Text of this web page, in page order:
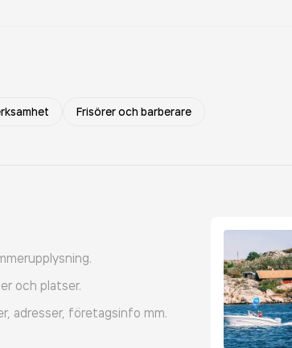
Frisörer och barberare
och platser.
adresser, företagsinfo mm.